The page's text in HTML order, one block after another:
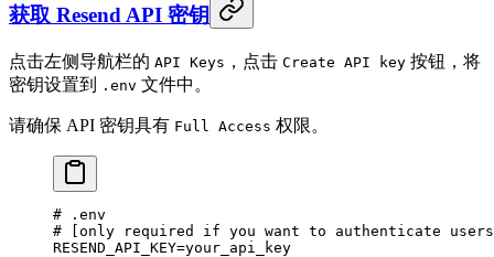
获取 Resend API 密钥
点击左侧导航栏的 API Keys ，点击 Create API key 按钮，将
密钥设置到
.env 文件中。
请确保 API 密钥具有 Full Access 权限。
# .env
# [only required if you want to authenticate users
RESEND_API_KEY=your_api_key